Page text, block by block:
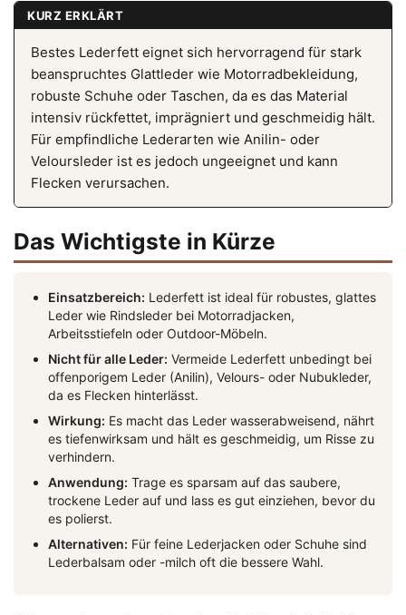
KURZ ERKLÄRT
Bestes Lederfett eignet sich hervorragend für stark
beanspruchtes Glattleder wie Motorradbekleidung,
robuste Schuhe oder Taschen, da es das Material
intensiv rückfettet, imprägniert und geschmeidig hält.
Für empfindliche Lederarten wie Anilin- oder
Veloursleder ist es jedoch ungeeignet und kann
Flecken verursachen.
Das Wichtigste in Kürze
Einsatzbereich: Lederfett ist ideal für robustes, glattes
Leder wie Rindsleder bei Motorradjacken,
Arbeitsstiefeln oder Outdoor-Möbeln.
Nicht für alle Leder: Vermeide Lederfett unbedingt bei
offenporigem Leder (Anilin), Velours- oder Nubukleder,
da es Flecken hinterlässt.
Wirkung: Es macht das Leder wasserabweisend, nährt
es tiefenwirksam und hält es geschmeidig, um Risse zu
verhindern.
Anwendung: Trage es sparsam auf das saubere,
trockene Leder auf und lass es gut einziehen, bevor du
es polierst.
Alternativen: Für feine Lederjacken oder Schuhe sind
Lederbalsam oder -milch oft die bessere Wahl.